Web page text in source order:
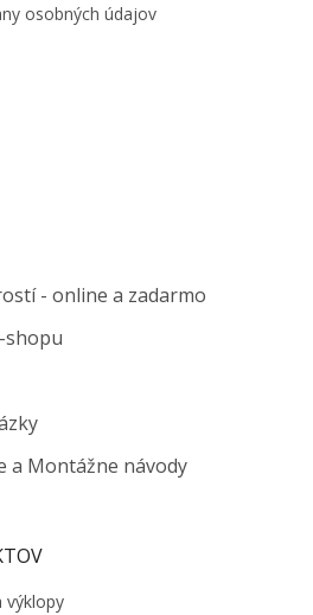
osobných údajov
- online a zadarmo
shopu
a Montážne návody
výklopy